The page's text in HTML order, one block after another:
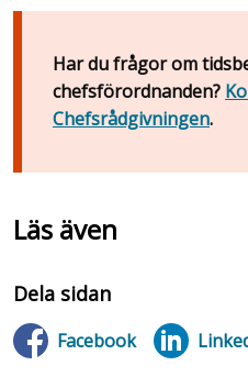
Har du frågor om
chefsförordnanden?
Chefsrådgivningen.
Läs även
Dela sidan
Facebook